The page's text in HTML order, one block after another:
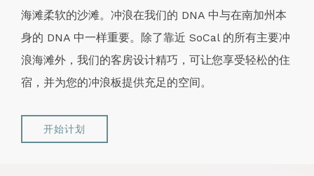
海滩柔软的沙滩。冲浪在我们的 DNA 中与在南加州本
身的 DNA 中一样重要。除了靠近 SoCal 的所有主要冲
浪海滩外，我们的客房设计精巧，可让您享受轻松的住
宿，并为您的冲浪板提供充足的空间。
开始计划